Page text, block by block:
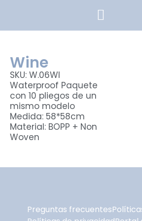
Wine
SKU: W.06WI
Waterproof Paquete
con 10 pliegos de un
mismo modelo
Medida: 58*58cm
Material: BOPP + Non
Woven
Preguntas frecuentes